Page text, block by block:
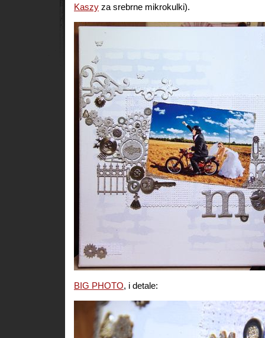
Kaszy za srebrne mikrokulki).
BIG PHOTO, i detale: